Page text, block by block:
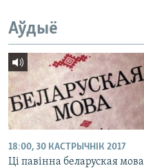
Аўдыё
18:00, 30 КАСТРЫЧНІК 2017
Ці павінна беларуская мова